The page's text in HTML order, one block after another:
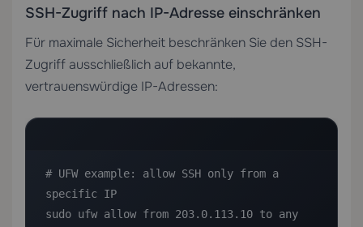
SSH-Zugriff nach IP-Adresse einschränken
Für maximale Sicherheit beschränken Sie den SSH-
Zugriff ausschließlich auf bekannte,
vertrauenswürdige IP-Adressen:
# UFW example: allow SSH only from a
specific IP
sudo ufw allow from 203.0.113.10 to any